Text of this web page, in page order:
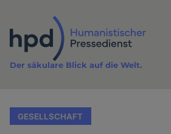
Inhalt
Der säkulare Blick auf die Welt.
GESELLSCHAFT